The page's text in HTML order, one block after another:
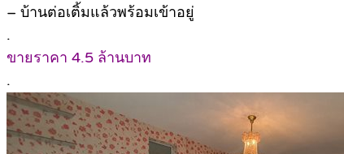
– บ้านต่อเติ้มแล้วพร้อมเข้าอยู่
.
ขายราคา 4.5 ล้านบาท
.